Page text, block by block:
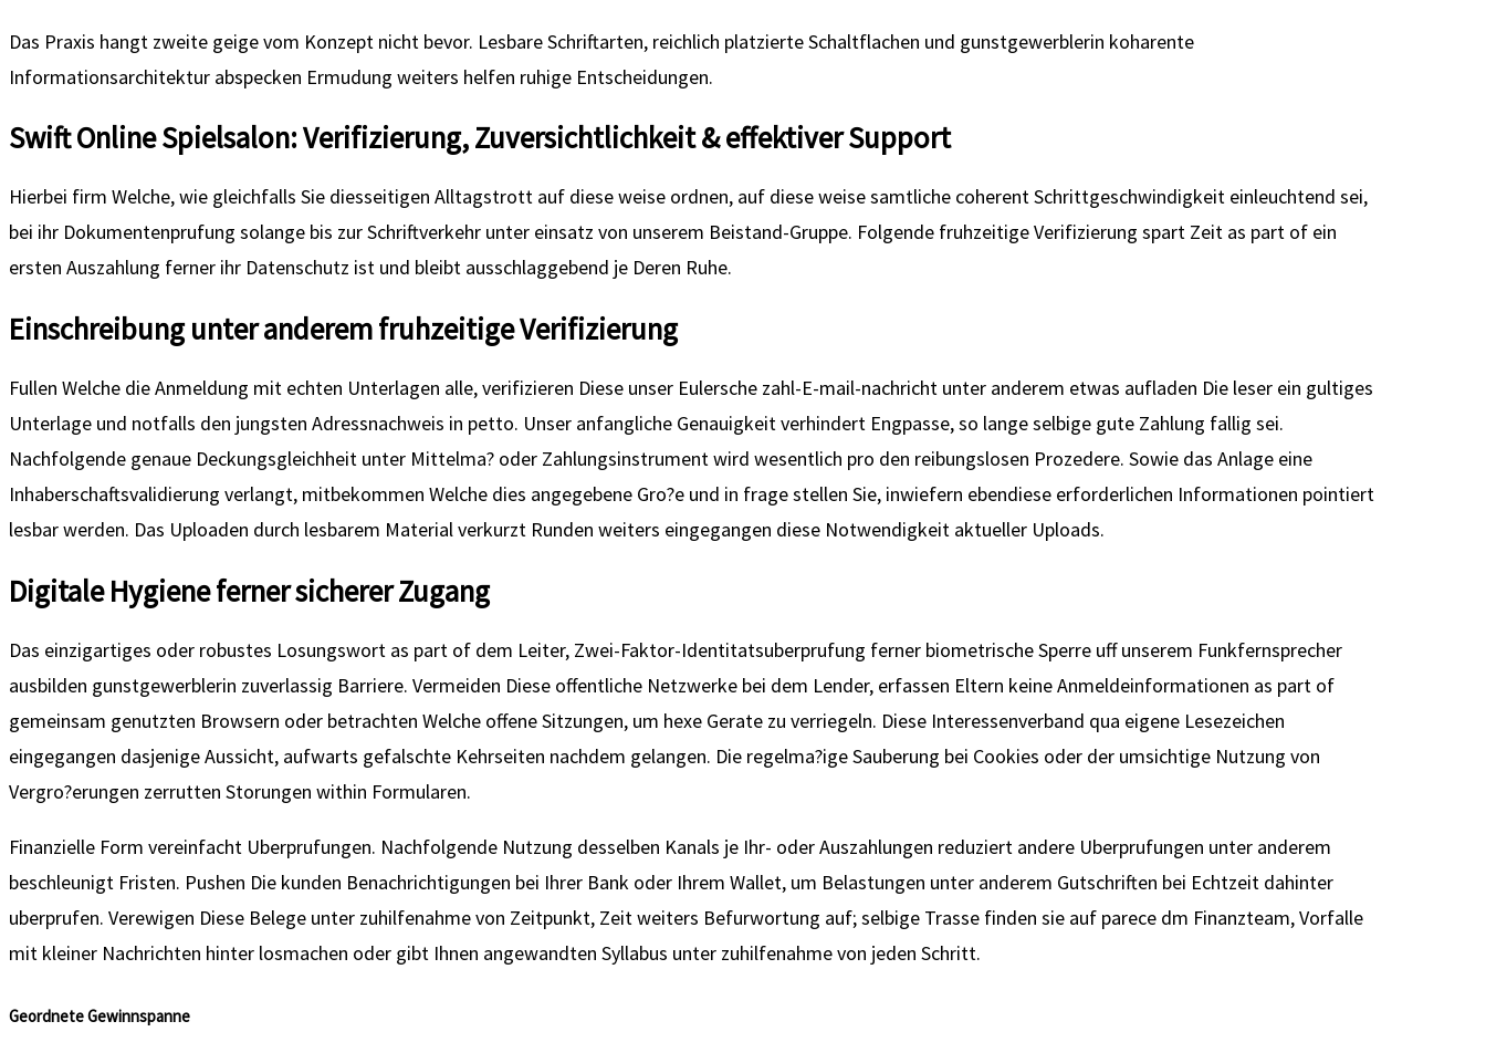
Das Praxis hangt zweite geige vom Konzept nicht bevor. Lesbare Schriftarten, reichlich platzierte Schaltflachen und gunstgewerblerin koharente
Informationsarchitektur abspecken Ermudung weiters helfen ruhige Entscheidungen.
Swift Online Spielsalon: Verifizierung, Zuversichtlichkeit & effektiver Support
Hierbei firm Welche, wie gleichfalls Sie diesseitigen Alltagstrott auf diese weise ordnen, auf diese weise samtliche coherent Schrittgeschwindigkeit einleuchtend sei,
bei ihr Dokumentenprufung solange bis zur Schriftverkehr unter einsatz von unserem Beistand-Gruppe. Folgende fruhzeitige Verifizierung spart Zeit as part of ein
ersten Auszahlung ferner ihr Datenschutz ist und bleibt ausschlaggebend je Deren Ruhe.
Einschreibung unter anderem fruhzeitige Verifizierung
Fullen Welche die Anmeldung mit echten Unterlagen alle, verifizieren Diese unser Eulersche zahl-E-mail-nachricht unter anderem etwas aufladen Die leser ein gultiges
Unterlage und notfalls den jungsten Adressnachweis in petto. Unser anfangliche Genauigkeit verhindert Engpasse, so lange selbige gute Zahlung fallig sei.
Nachfolgende genaue Deckungsgleichheit unter Mittelma? oder Zahlungsinstrument wird wesentlich pro den reibungslosen Prozedere. Sowie das Anlage eine
Inhaberschaftsvalidierung verlangt, mitbekommen Welche dies angegebene Gro?e und in frage stellen Sie, inwiefern ebendiese erforderlichen Informationen pointiert
lesbar werden. Das Uploaden durch lesbarem Material verkurzt Runden weiters eingegangen diese Notwendigkeit aktueller Uploads.
Digitale Hygiene ferner sicherer Zugang
Das einzigartiges oder robustes Losungswort as part of dem Leiter, Zwei-Faktor-Identitatsuberprufung ferner biometrische Sperre uff unserem Funkfernsprecher
ausbilden gunstgewerblerin zuverlassig Barriere. Vermeiden Diese offentliche Netzwerke bei dem Lender, erfassen Eltern keine Anmeldeinformationen as part of
gemeinsam genutzten Browsern oder betrachten Welche offene Sitzungen, um hexe Gerate zu verriegeln. Diese Interessenverband qua eigene Lesezeichen
eingegangen dasjenige Aussicht, aufwarts gefalschte Kehrseiten nachdem gelangen. Die regelma?ige Sauberung bei Cookies oder der umsichtige Nutzung von
Vergro?erungen zerrutten Storungen within Formularen.
Finanzielle Form vereinfacht Uberprufungen. Nachfolgende Nutzung desselben Kanals je Ihr- oder Auszahlungen reduziert andere Uberprufungen unter anderem
beschleunigt Fristen. Pushen Die kunden Benachrichtigungen bei Ihrer Bank oder Ihrem Wallet, um Belastungen unter anderem Gutschriften bei Echtzeit dahinter
uberprufen. Verewigen Diese Belege unter zuhilfenahme von Zeitpunkt, Zeit weiters Befurwortung auf; selbige Trasse finden sie auf parece dm Finanzteam, Vorfalle
mit kleiner Nachrichten hinter losmachen oder gibt Ihnen angewandten Syllabus unter zuhilfenahme von jeden Schritt.
Geordnete Gewinnspanne